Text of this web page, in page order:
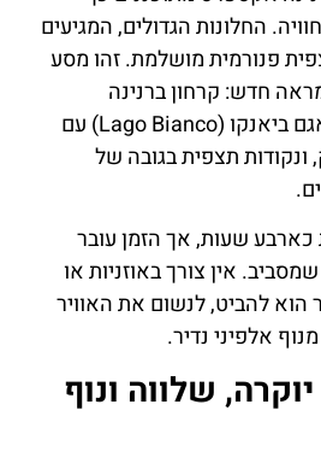
החלונות הגדולים, המגיעים
פנורמית מושלמת. זהו מסע
חדש: קרחון ברנינה
(Bernina Glacier), אגם ביאנקו (Lago Bianco) עם
ונקודות תצפית בגובה של
שעות, אך הזמן עובר
אין צורך באוזניות או
להביט, לנשום את האוויר
אלפיני נדיר.
שלווה ונוף